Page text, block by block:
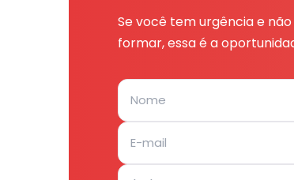
Se você tem urgência e
formar, essa é a